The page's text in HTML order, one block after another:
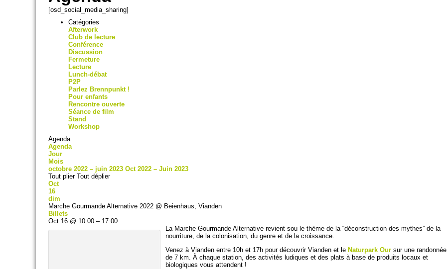
[osd_social_media_sharing]
Catégories
Afterwork
Club de lecture
Conférence
Discussion
Fermeture
Lecture
Lunch-débat
P2P
Parlez Brennpunkt !
Pour enfants
Rencontre ouverte
Séance de film
Stand
Workshop
Agenda
Agenda
Jour
Mois
octobre 2022 – juin 2023 Oct 2022 – Juin 2023
Tout plier Tout déplier
Oct
16
dim
Marche Gourmande Alternative 2022 @ Beienhaus, Vianden
Billets
Oct 16 @ 10:00 – 17:00
La Marche Gourmande Alternative revient sou le thème de la “déconstruction des mythes” de la
nourriture, de la colonisation, du genre et de la croissance.
Venez à Vianden entre 10h et 17h pour découvrir Vianden et le Naturpark Our sur une randonnée
de 7 km. À chaque station, des activités ludiques et des plats à base de produits locaux et
biologiques vous attendent !